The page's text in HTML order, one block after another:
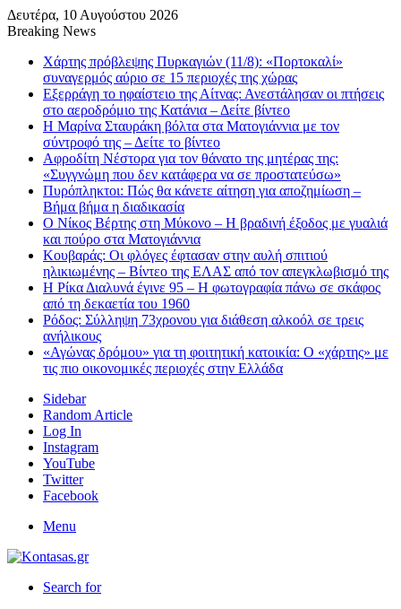
Δευτέρα, 10 Αυγούστου 2026
Breaking News
Χάρτης πρόβλεψης Πυρκαγιών (11/8): «Πορτοκαλί»
συναγερμός αύριο σε 15 περιοχές της χώρας
Εξερράγη το ηφαίστειο της Αίτνας: Ανεστάλησαν οι πτήσεις
στο αεροδρόμιο της Κατάνια – Δείτε βίντεο
Η Μαρίνα Σταυράκη βόλτα στα Ματογιάννια με τον
σύντροφό της – Δείτε το βίντεο
Αφροδίτη Νέστορα για τον θάνατο της μητέρας της:
«Συγγνώμη που δεν κατάφερα να σε προστατεύσω»
Πυρόπληκτοι: Πώς θα κάνετε αίτηση για αποζημίωση –
Βήμα βήμα η διαδικασία
Ο Νίκος Βέρτης στη Μύκονο – Η βραδινή έξοδος με γυαλιά
και πούρο στα Ματογιάννια
Κουβαράς: Οι φλόγες έφτασαν στην αυλή σπιτιού
ηλικιωμένης – Βίντεο της ΕΛΑΣ από τον απεγκλωβισμό της
Η Ρίκα Διαλυνά έγινε 95 – Η φωτογραφία πάνω σε σκάφος
από τη δεκαετία του 1960
Ρόδος: Σύλληψη 73χρονου για διάθεση αλκοόλ σε τρεις
ανήλικους
«Αγώνας δρόμου» για τη φοιτητική κατοικία: Ο «χάρτης» με
τις πιο οικονομικές περιοχές στην Ελλάδα
Sidebar
Random Article
Log In
Instagram
YouTube
Twitter
Facebook
Menu
Search for